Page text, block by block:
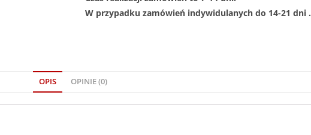
W przypadku zamówień indywidulanych do 14-21 dni .
OPIS OPINIE (0)